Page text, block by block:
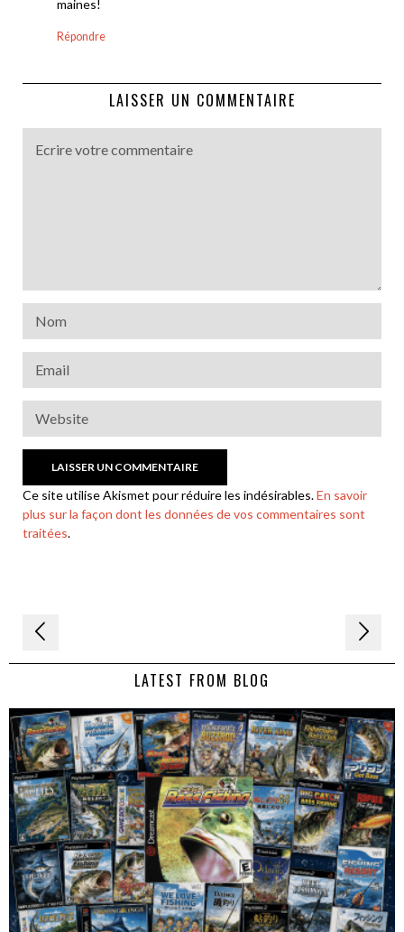
maines!
Répondre
LAISSER UN COMMENTAIRE
Ce site utilise Akismet pour réduire les indésirables.En savoir
plus sur la façon dont les données de vos commentaires sont
traitées.
Navigation
de LATEST FROM BLOG